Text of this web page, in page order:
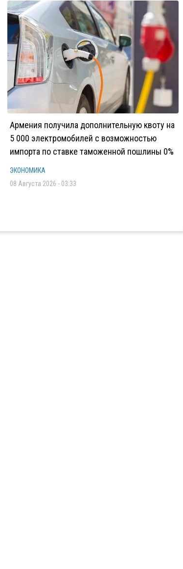
Армения получила дополнительную квоту на
5 000 электромобилей с возможностью
импорта по ставке таможенной пошлины 0%
ЭКОНОМИКА
08 Августа 2026 - 03:33